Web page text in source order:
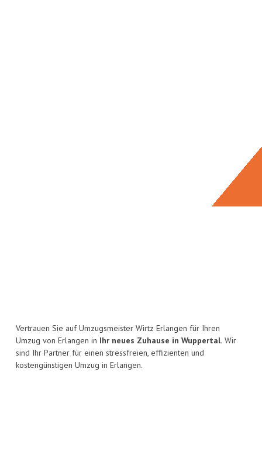
Vertrauen Sie auf Umzugsmeister Wirtz Erlangen für Ihren
Umzug von Erlangen in Ihr neues Zuhause in Wuppertal. Wir
sind Ihr Partner für einen stressfreien, effizienten und
kostengünstigen Umzug in Erlangen.